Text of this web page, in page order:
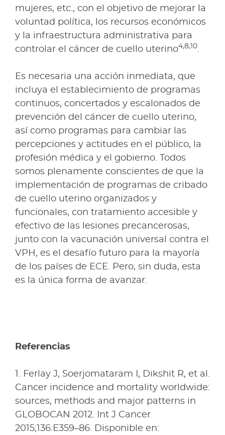
mujeres, etc., con el objetivo de mejorar la
voluntad política, los recursos económicos
y la infraestructura administrativa para
controlar el cáncer de cuello uterino4,8,10
Es necesaria una acción inmediata, que
incluya el establecimiento de programas
continuos, concertados y escalonados de
prevención del cáncer de cuello uterino,
así como programas para cambiar las
percepciones y actitudes en el público, la
profesión médica y el gobierno. Todos
somos plenamente conscientes de que la
implementación de programas de cribado
de cuello uterino organizados y
funcionales, con tratamiento accesible y
efectivo de las lesiones precancerosas,
junto con la vacunación universal contra el
VPH, es el desafío futuro para la mayoría
de los países de ECE. Pero, sin duda, esta
es la única forma de avanzar.
Referencias
1. Ferlay J, Soerjomataram I, Dikshit R, et al.
Cancer incidence and mortality worldwide:
sources, methods and major patterns in
GLOBOCAN 2012. Int J Cancer
2015;136:E359–86. Disponible en: